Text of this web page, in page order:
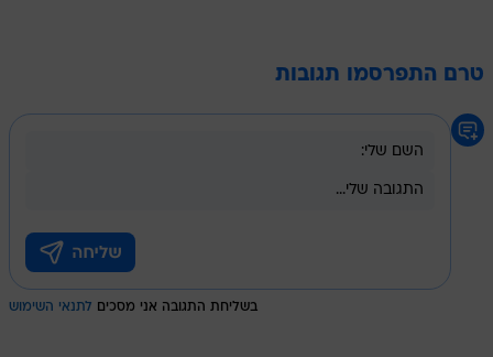
טרם התפרסמו תגובות
בשליחת התגובה אני מסכים לתנאי השימוש